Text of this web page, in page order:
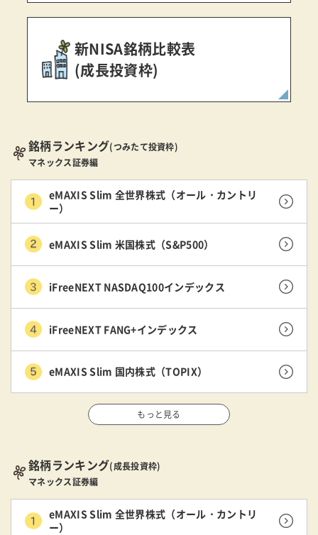
新NISA銘柄比較表
(成長投資枠)
銘柄ランキング(つみたて投資枠)
マネックス証券編
eMAXIS Slim 全世界株式（オール・カントリ
ー）
eMAXIS Slim 米国株式（S&P500）
iFreeNEXT NASDAQ100インデックス
iFreeNEXT FANG+インデックス
eMAXIS Slim 国内株式（TOPIX）
もっと見る
銘柄ランキング(成長投資枠)
マネックス証券編
eMAXIS Slim 全世界株式（オール・カントリ
ー）